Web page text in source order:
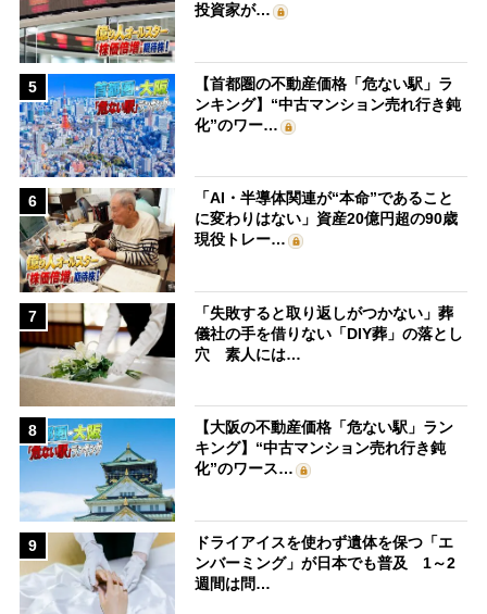
投資家が…
5
【首都圏の不動産価格「危ない駅」ラ
ンキング】“中古マンション売れ行き鈍
化”のワー…
6
「AI・半導体関連が“本命”であること
に変わりはない」資産20億円超の90歳
現役トレー…
7
「失敗すると取り返しがつかない」葬
儀社の手を借りない「DIY葬」の落とし
穴 素人には…
8
【大阪の不動産価格「危ない駅」ラン
キング】“中古マンション売れ行き鈍
化”のワース…
9
ドライアイスを使わず遺体を保つ「エ
ンバーミング」が日本でも普及 1～2
週間は問…